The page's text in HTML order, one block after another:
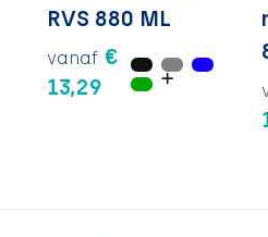
RVS 880 ML
vanaf €
13,29